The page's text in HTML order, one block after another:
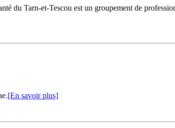
du Tarn-et-Tescou est un groupement de
[En savoir plus]